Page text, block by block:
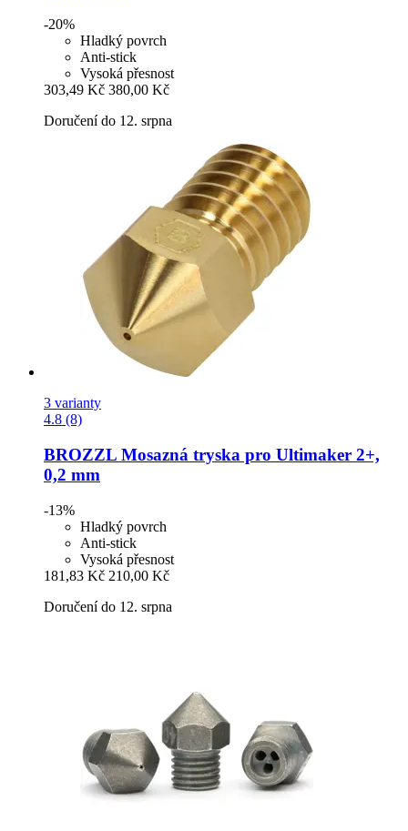
-20%
Hladký povrch
Anti-stick
Vysoká přesnost
303,49 Kč 380,00 Kč
Doručení do 12. srpna
3 varianty
4.8 (8)
BROZZL Mosazná tryska pro Ultimaker 2+,
0,2 mm
-13%
Hladký povrch
Anti-stick
Vysoká přesnost
181,83 Kč 210,00 Kč
Doručení do 12. srpna